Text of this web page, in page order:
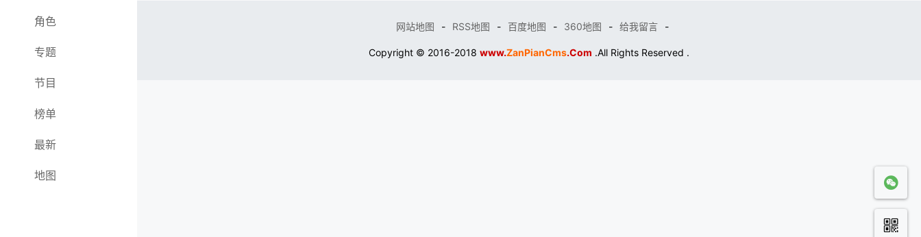
角色
专题
节目
榜单
最新
地图
网站地图 - RSS地图 - 百度地图 - 360地图 - 给我留言 -
Copyright © 2016-2018 www.ZanPianCms.Com .All Rights Reserved .